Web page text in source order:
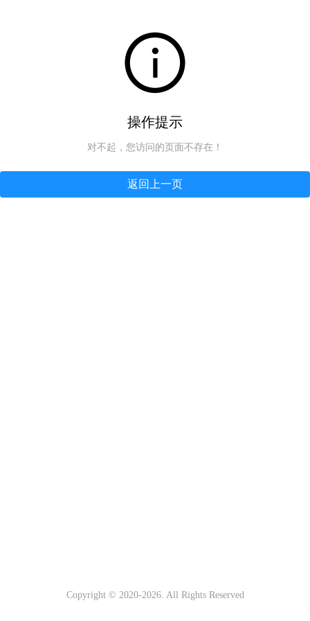
操作提示
对不起，您访问的页面不存在！
返回上一页
Copyright © 2020-2026. All Rights Reserved